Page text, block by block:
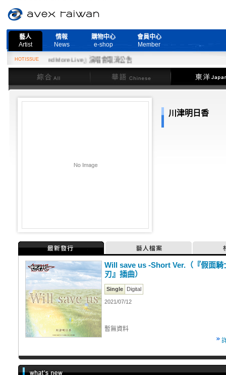
藝人
Artist
情報
News
購物中心
e-shop
會員中心
Member
HOTISSUE
『Need More Live』演唱會取消公告
綜合
華語 東洋
川津明日香
最新發行 藝人檔案
Will save us -Short Ver.（『假面騎
刃』插曲）
Single Digital
2021/07/12
暫無資料